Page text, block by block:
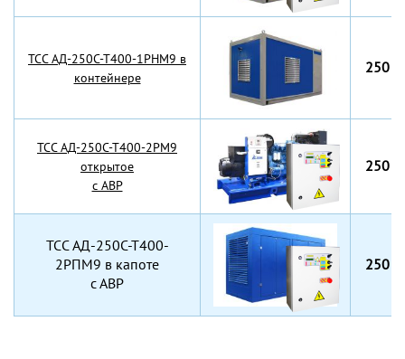
TCC АД-250С-Т400-1РНМ9 в
контейнере
250
TCC АД-250С-Т400-2РМ9
открытое
с АВР
250
TCC АД-250С-Т400-
2РПМ9 в капоте
с АВР
250